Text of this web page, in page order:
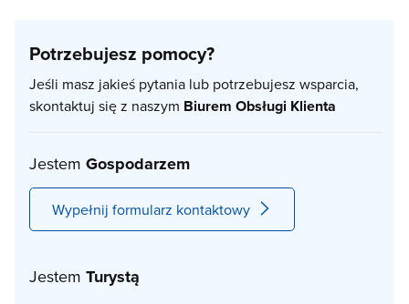
Potrzebujesz pomocy?
Jeśli masz jakieś pytania lub potrzebujesz wsparcia,
skontaktuj się z naszym Biurem Obsługi Klienta
Jestem Gospodarzem
Wypełnij formularz kontaktowy
Jestem Turystą